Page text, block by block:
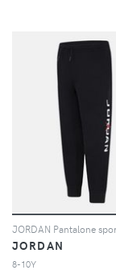
JORDAN
8-10Y